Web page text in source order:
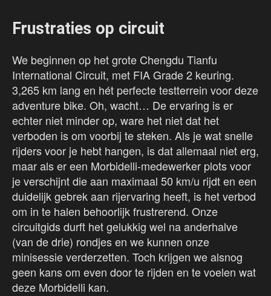
Frustraties op circuit
We beginnen op het grote Chengdu Tianfu
International Circuit, met FIA Grade 2 keuring.
3,265 km lang en hét perfecte testterrein voor deze
adventure bike. Oh, wacht… De ervaring is er
echter niet minder op, ware het niet dat het
verboden is om voorbij te steken. Als je wat snelle
rijders voor je hebt hangen, is dat allemaal niet erg,
maar als er een Morbidelli-medewerker plots voor
je verschijnt die aan maximaal 50 km/u rijdt en een
duidelijk gebrek aan rijervaring heeft, is het verbod
om in te halen behoorlijk frustrerend. Onze
circuitgids durft het gelukkig wel na anderhalve
(van de drie) rondjes en we kunnen onze
minisessie verderzetten. Toch krijgen we alsnog
geen kans om even door te rijden en te voelen wat
deze Morbidelli kan.